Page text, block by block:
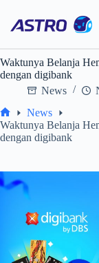
content
Waktunya Belanja
dengan digibank
News
Home
News
Waktunya Belanja
dengan digibank